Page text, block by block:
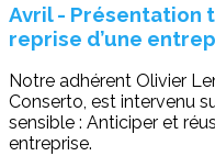
Avril - Présentation
reprise d’une
Notre adhérent Olivier
Conserto, est intervenu
sensible : Anticiper et
entreprise.